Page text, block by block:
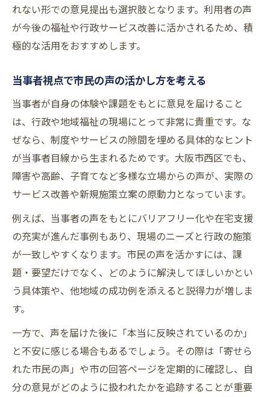
れない形での意見提出も選択肢となります。利用者の声
が今後の福祉や行政サービス改善に活かされるため、積
極的な活用をおすすめします。
当事者視点で市民の声の活かし方を考える
当事者が自身の体験や課題をもとに意見を届けること
は、行政や地域福祉の現場にとって非常に貴重です。な
ぜなら、制度やサービスの隙間を埋める具体的なヒント
が当事者目線から生まれるためです。大阪市西区でも、
障害や高齢、子育てなど多様な立場からの声が、実際の
サービス改善や新規施策立案の原動力となっています。
例えば、当事者の声をもとにバリアフリー化や在宅支援
の充実が進んだ事例もあり、現場のニーズと行政の施策
が一致しやすくなります。市民の声を活かすには、課
題・要望だけでなく、どのように解決してほしいかとい
う具体策や、他地域の成功例を添えると説得力が増しま
す。
一方で、声を届けた後に「本当に反映されているのか」
と不安に感じる場合もあるでしょう。その際は「寄せら
れた市民の声」や市の回答ページを定期的に確認し、自
分の意見がどのように扱われたかを追跡することが重要